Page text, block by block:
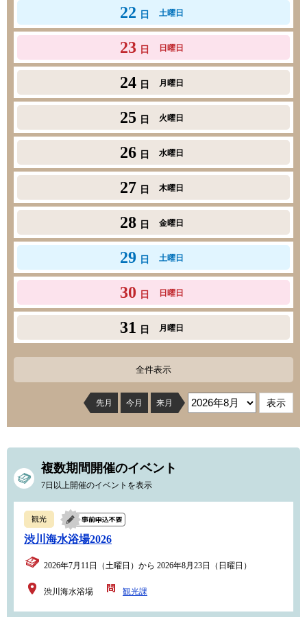
22 日 土曜日
23 日 日曜日
24 日 月曜日
25 日 火曜日
26 日 水曜日
27 日 木曜日
28 日 金曜日
29 日 土曜日
30 日 日曜日
31 日 月曜日
全件表示
先月 今月 来月
複数期間開催のイベント
7日以上開催のイベントを表示
観光
渋川海水浴場2026
2026年7月11日（土曜日）から 2026年8月23日（日曜日）
渋川海水浴場 観光課